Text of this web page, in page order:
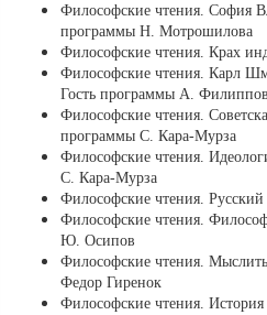
Философские чтения. София
программы Н. Мотрошилова
Философские чтения. Крах
Философские чтения. Карл
Гость программы А. Филиппов
Философские чтения.
программы С. Кара-Мурза
Философские чтения.
С. Кара-Мурза
Философские чтения.
Философские чтения.
Ю. Осипов
Философские чтения.
Федор Гиренок
Философские чтения. История